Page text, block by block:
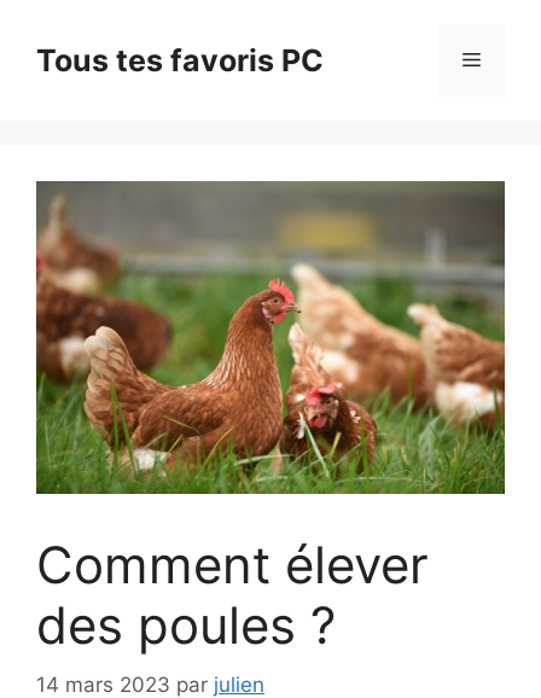
contenuTous tes favoris PC Menu
Comment élever
des poules ?
14 mars 2023 par julien